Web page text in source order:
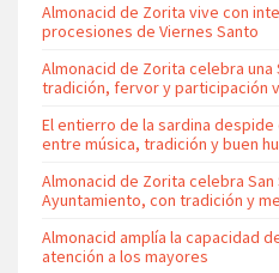
Almonacid de Zorita vive con
procesiones de Viernes Santo
Almonacid de Zorita celebra una
tradición, fervor y participación
El entierro de la sardina despide
entre música, tradición y buen
Almonacid de Zorita celebra
Ayuntamiento, con tradición y
Almonacid amplía la capacidad
atención a los mayores